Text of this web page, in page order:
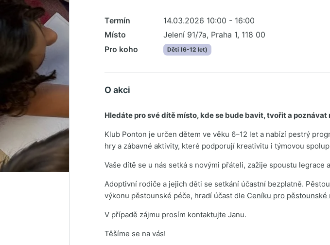
Termín
14.03.2026 10:00 - 16:00
Místo
Jelení 91/7a, Praha 1, 118 00
Pro koho
Děti (6-12 let)
O akci
Hledáte pro své dítě místo, kde se bude bavit, tvořit a poznávat
Klub Ponton je určen dětem ve věku 6–12 let a nabízí pestrý
hry a zábavné aktivity, které podporují kreativitu i týmovou
Vaše dítě se u nás setká s novými přáteli, zažije spoustu
Adoptivní rodiče a jejich děti se setkání účastní bezplatně.
výkonu pěstounské péče, hradí účast dle Ceníku pro pěstounské
V případě zájmu prosím kontaktujte Janu.
Těšíme se na vás!